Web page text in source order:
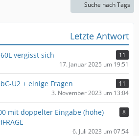
Suche nach Tags
Letzte Antwort
vergisst sich
11
17. Januar 2025 um 19:51
U2 + einige Fragen
11
3. November 2023 um 13:04
mit doppelter Eingabe (höhe)
8
6. Juli 2023 um 07:54